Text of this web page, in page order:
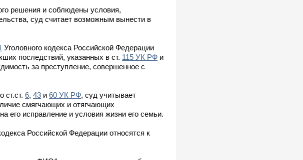
решения и соблюдены условия,
суд считает возможным вынести в
Уголовного кодекса Российской Федерации
последствий, указанных в ст. 115 УК РФ и
за преступление, совершенное с
ст.ст. 6, 43 и 60 УК РФ, суд учитывает
смягчающих и отягчающих
его исправление и условия жизни его семьи.
Российской Федерации относятся к